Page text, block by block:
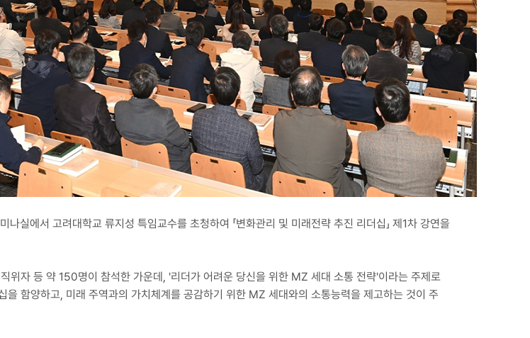
실에서 고려대학교 류지성 특임교수를 초청하여 「변화관리 및 미래전략 추진 리더십」 제1차 강연을
위자 등 약 150명이 참석한 가운데, '리더가 어려운 당신을 위한 MZ 세대 소통 전략'이라는 주제로
을 함양하고, 미래 주역과의 가치체계를 공감하기 위한 MZ 세대와의 소통능력을 제고하는 것이 주